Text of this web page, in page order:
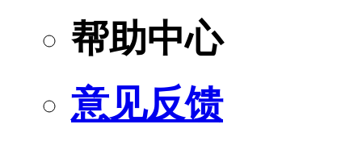
帮助中心
意见反馈